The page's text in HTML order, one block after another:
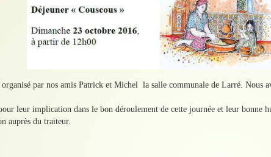
par nos amis Patrick et Michel la salle communale de Larré. Nous
leur implication dans le bon déroulement de cette journée et leur bonne
auprès du traiteur.